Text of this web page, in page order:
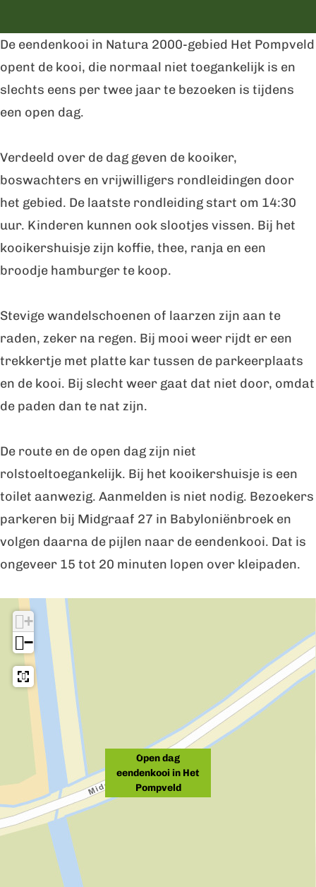
e
n
d
e
e
n
d
e
n
o
o
i
i
n
e
t
P
o
m
p
O
p
e
n
a
g
e
e
n
d
n
k
o
o
i
n
H
e
t
P
o
e
l
d
O
p
e
a
g
e
e
n
d
n
k
o
o
i
n
H
e
t
P
o
De eendenkooi in Natura 2000-gebied Het Pompveld
opent de kooi, die normaal niet toegankelijk is en
slechts eens per twee jaar te bezoeken is tijdens
een open dag.
Verdeeld over de dag geven de kooiker,
boswachters en vrijwilligers rondleidingen door
het gebied. De laatste rondleiding start om 14:30
uur. Kinderen kunnen ook slootjes vissen. Bij het
kooikershuisje zijn koffie, thee, ranja en een
broodje hamburger te koop.
Stevige wandelschoenen of laarzen zijn aan te
raden, zeker na regen. Bij mooi weer rijdt er een
trekkertje met platte kar tussen de parkeerplaats
en de kooi. Bij slecht weer gaat dat niet door, omdat
de paden dan te nat zijn.
De route en de open dag zijn niet
rolstoeltoegankelijk. Bij het kooikershuisje is een
toilet aanwezig. Aanmelden is niet nodig. Bezoekers
parkeren bij Midgraaf 27 in Babyloniënbroek en
volgen daarna de pijlen naar de eendenkooi. Dat is
ongeveer 15 tot 20 minuten lopen over kleipaden.
Open dag
eendenkooi in Het
Pompveld
+
−